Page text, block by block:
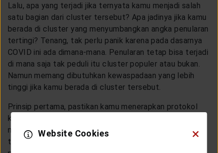
Lalu, apa yang terjadi jika ternyata kamu menjadi salah
satu bagian dari cluster tersebut? Apa jadinya jika kamu
berada di cluster yang menyumbangkan angka penularan
tertingi? Tenang, tak perlu panik karena pada dasarnya
COVID ini ada dimana-mana. Penularan tetap bisa terjadi
di mana saja tak peduli itu cluster populer atau bukan.
Namun memang dibutuhkan kewaspadaan yang lebih
tinggi jika kamu berada di cluster tersebut.
Prinsip pertama, pastikan kamu menerapkan protokol
kesehatan yang ketat selama beraktivitas. Kenakan
masker, cuci tangan rutin, dan jaga jarak. Kamu punya
tanggung jawab untuk melindungi dirimu sendiri jadi
Website Cookies